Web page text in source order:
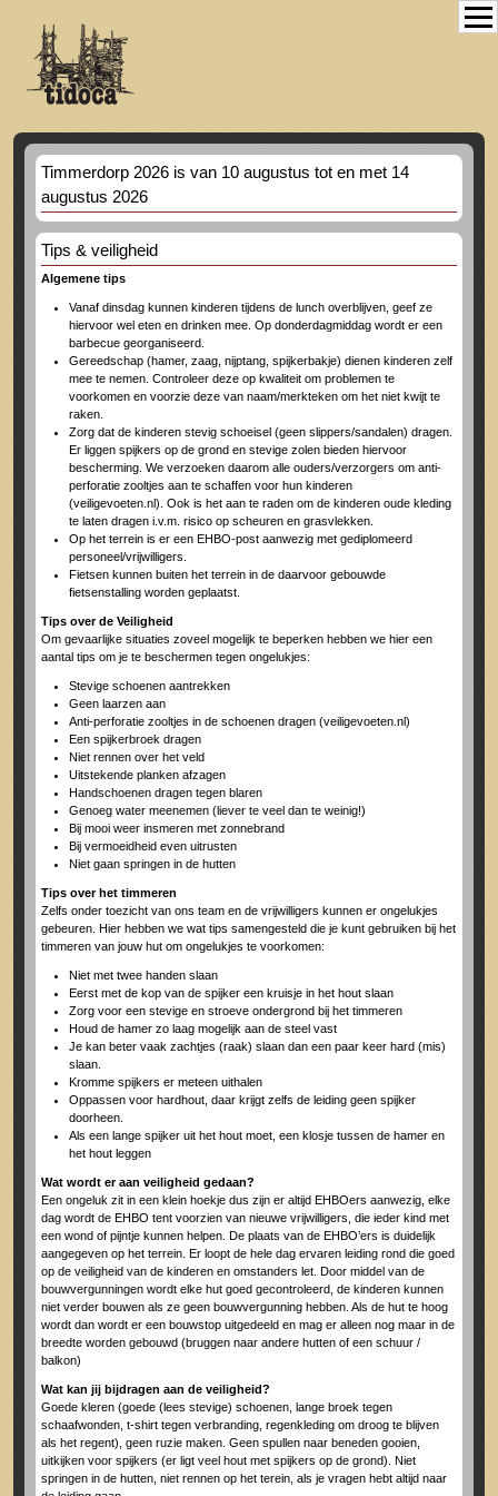
Timmerdorp 2026 is van 10 augustus tot en met 14
augustus 2026
Tips & veiligheid
Algemene tips
Vanaf dinsdag kunnen kinderen tijdens de lunch overblijven, geef ze
hiervoor wel eten en drinken mee. Op donderdagmiddag wordt er een
barbecue georganiseerd.
Gereedschap (hamer, zaag, nijptang, spijkerbakje) dienen kinderen zelf
mee te nemen. Controleer deze op kwaliteit om problemen te
voorkomen en voorzie deze van naam/merkteken om het niet kwijt te
raken.
Zorg dat de kinderen stevig schoeisel (geen slippers/sandalen) dragen.
Er liggen spijkers op de grond en stevige zolen bieden hiervoor
bescherming. We verzoeken daarom alle ouders/verzorgers om anti-
perforatie zooltjes aan te schaffen voor hun kinderen
(veiligevoeten.nl). Ook is het aan te raden om de kinderen oude kleding
te laten dragen i.v.m. risico op scheuren en grasvlekken.
Op het terrein is er een EHBO-post aanwezig met gediplomeerd
personeel/vrijwilligers.
Fietsen kunnen buiten het terrein in de daarvoor gebouwde
fietsenstalling worden geplaatst.
Tips over de Veiligheid
Om gevaarlijke situaties zoveel mogelijk te beperken hebben we hier een
aantal tips om je te beschermen tegen ongelukjes:
Stevige schoenen aantrekken
Geen laarzen aan
Anti-perforatie zooltjes in de schoenen dragen (veiligevoeten.nl)
Een spijkerbroek dragen
Niet rennen over het veld
Uitstekende planken afzagen
Handschoenen dragen tegen blaren
Genoeg water meenemen (liever te veel dan te weinig!)
Bij mooi weer insmeren met zonnebrand
Bij vermoeidheid even uitrusten
Niet gaan springen in de hutten
Tips over het timmeren
Zelfs onder toezicht van ons team en de vrijwilligers kunnen er ongelukjes
gebeuren. Hier hebben we wat tips samengesteld die je kunt gebruiken bij het
timmeren van jouw hut om ongelukjes te voorkomen:
Niet met twee handen slaan
Eerst met de kop van de spijker een kruisje in het hout slaan
Zorg voor een stevige en stroeve ondergrond bij het timmeren
Houd de hamer zo laag mogelijk aan de steel vast
Je kan beter vaak zachtjes (raak) slaan dan een paar keer hard (mis)
slaan.
Kromme spijkers er meteen uithalen
Oppassen voor hardhout, daar krijgt zelfs de leiding geen spijker
doorheen.
Als een lange spijker uit het hout moet, een klosje tussen de hamer en
het hout leggen
Wat wordt er aan veiligheid gedaan?
Een ongeluk zit in een klein hoekje dus zijn er altijd EHBOers aanwezig, elke
dag wordt de EHBO tent voorzien van nieuwe vrijwilligers, die ieder kind met
een wond of pijntje kunnen helpen. De plaats van de EHBO’ers is duidelijk
aangegeven op het terrein. Er loopt de hele dag ervaren leiding rond die goed
op de veiligheid van de kinderen en omstanders let. Door middel van de
bouwvergunningen wordt elke hut goed gecontroleerd, de kinderen kunnen
niet verder bouwen als ze geen bouwvergunning hebben. Als de hut te hoog
wordt dan wordt er een bouwstop uitgedeeld en mag er alleen nog maar in de
breedte worden gebouwd (bruggen naar andere hutten of een schuur /
balkon)
Wat kan jij bijdragen aan de veiligheid?
Goede kleren (goede (lees stevige) schoenen, lange broek tegen
schaafwonden, t-shirt tegen verbranding, regenkleding om droog te blijven
als het regent), geen ruzie maken. Geen spullen naar beneden gooien,
uitkijken voor spijkers (er ligt veel hout met spijkers op de grond). Niet
springen in de hutten, niet rennen op het terein, als je vragen hebt altijd naar